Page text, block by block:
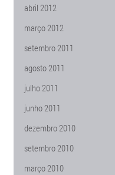
abril 2012
março 2012
setembro 2011
agosto 2011
julho 2011
junho 2011
dezembro 2010
setembro 2010
março 2010